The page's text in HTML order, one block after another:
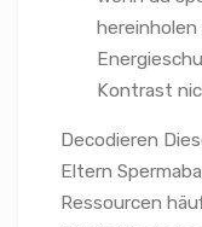
Kontrast
Decodieren
Eltern
Ressourcen